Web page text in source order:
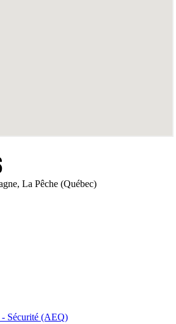
La Pêche (Québec)
Sécurité (AEQ)